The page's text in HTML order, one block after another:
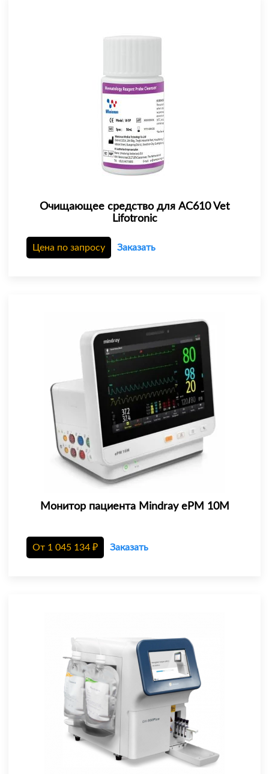
Очищающее средство для AC610 Vet
Lifotronic
Цена по запросу Заказать
Монитор пациента Mindray еРМ 10М
От 1 045 134 ₽ Заказать